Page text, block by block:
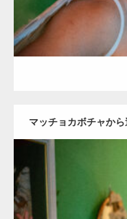
マッチョカボチャか